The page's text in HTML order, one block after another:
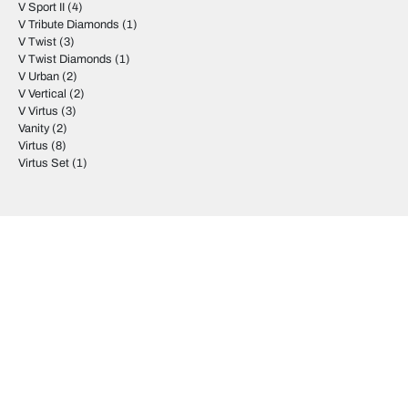
V Sport II (4)
V Tribute Diamonds (1)
V Twist (3)
V Twist Diamonds (1)
V Urban (2)
V Vertical (2)
V Virtus (3)
Vanity(2)
Virtus (8)
Virtus Set (1)